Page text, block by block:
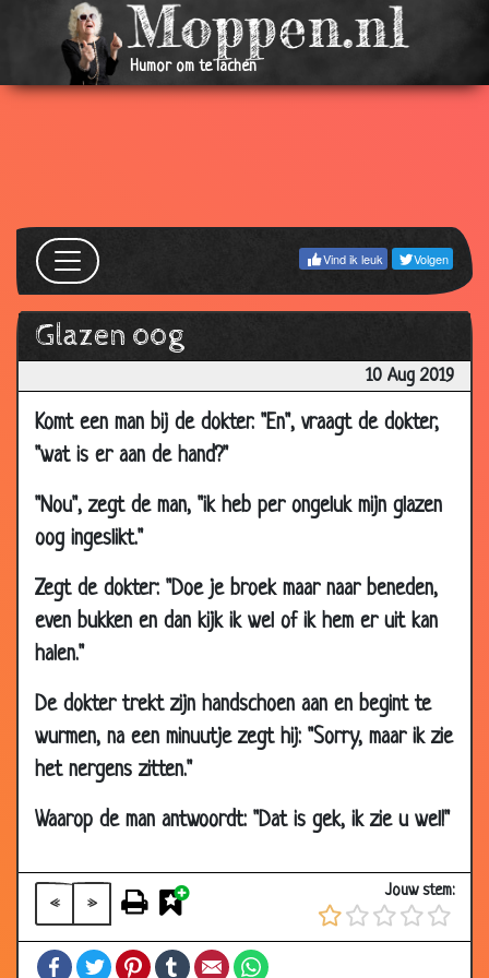
Humor om te lachen
Vind ik leuk Volgen
Glazen oog
10 Aug 2019
Komt een man bij de dokter. "En", vraagt de dokter,
"wat is er aan de hand?"
"Nou", zegt de man, "ik heb per ongeluk mijn glazen
oog ingeslikt."
Zegt de dokter: "Doe je broek maar naar beneden,
even bukken en dan kijk ik wel of ik hem er uit kan
halen."
De dokter trekt zijn handschoen aan en begint te
wurmen, na een minuutje zegt hij: "Sorry, maar ik zie
het nergens zitten."
Waarop de man antwoordt: "Dat is gek, ik zie u wel!"
« »
Jouw stem:
FacebookTwitterPinterestTumblrEmail